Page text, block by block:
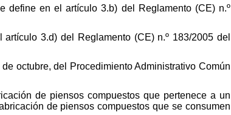
define en el artículo 3.b) del Reglamento (CE) n.º
3.d) del Reglamento (CE) n.º 183/2005 del
octubre, del Procedimiento Administrativo Común
de piensos compuestos que pertenece a un
de piensos compuestos que se consumen